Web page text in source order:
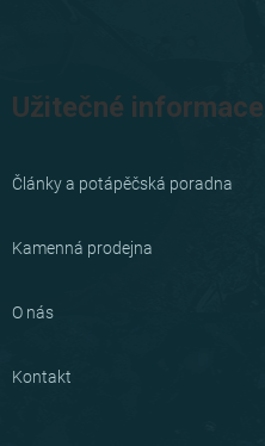
Užitečné informace
Články a potápěčská poradna
Kamenná prodejna
O nás
Kontakt